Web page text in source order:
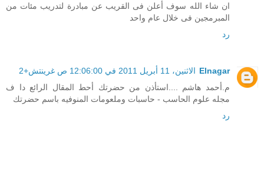
ان شاء الله سوف أعلن فى القريب عن مبادرة لتدريب مئات من
المبرمجين فى خلال عام واحد
رد
Elnagar الاثنين، 11 أبريل 2011 في 12:06:00 ص غرينتش+2
م.أحمد هاشم ....استأذن من حضرتك أحط المقال الرائع دا ف
مجله علوم الحاسب - حاسبات وملعومات المنوفيه باسم حضرتك
رد